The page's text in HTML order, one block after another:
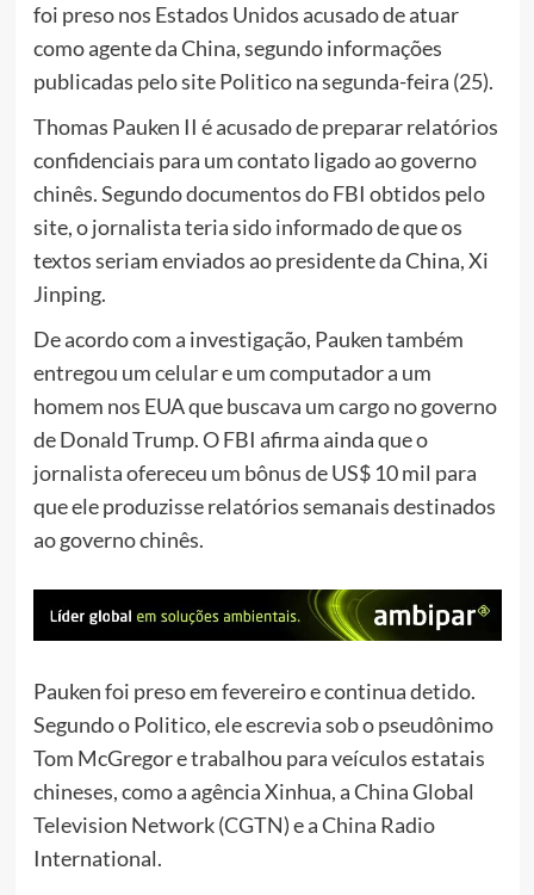
foi preso nos Estados Unidos acusado de atuar
como agente da China, segundo informações
publicadas pelo site Politico na segunda-feira (25).
Thomas Pauken II é acusado de preparar relatórios
confidenciais para um contato ligado ao governo
chinês. Segundo documentos do FBI obtidos pelo
site, o jornalista teria sido informado de que os
textos seriam enviados ao presidente da China, Xi
Jinping.
De acordo com a investigação, Pauken também
entregou um celular e um computador a um
homem nos EUA que buscava um cargo no governo
de Donald Trump. O FBI afirma ainda que o
jornalista ofereceu um bônus de US$ 10 mil para
que ele produzisse relatórios semanais destinados
ao governo chinês.
Pauken foi preso em fevereiro e continua detido.
Segundo o Politico, ele escrevia sob o pseudônimo
Tom McGregor e trabalhou para veículos estatais
chineses, como a agência Xinhua, a China Global
Television Network (CGTN) e a China Radio
International.